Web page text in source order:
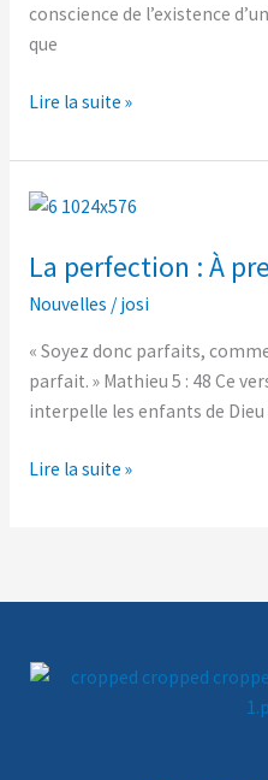
conscience de l’existence
que
Lire la suite »
La perfection : À
Nouvelles / josi
« Soyez donc parfaits,
parfait. » Mathieu 5 : 48 Ce
interpelle les enfants de
La
À
prendre
à
prendre!
Lire la suite »